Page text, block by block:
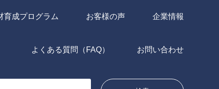
育成プログラム お客様の声 企業情報
よくある質問（FAQ） お問い合わせ